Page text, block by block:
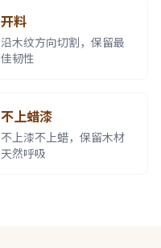
开料
沿木纹方向切割，保留最
佳韧性
不上蜡漆
不上漆不上蜡，保留木材
天然呼吸